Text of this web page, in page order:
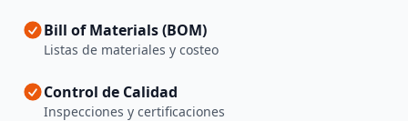
Bill of Materials (BOM)
Listas de materiales y costeo
Control de Calidad
Inspecciones y certificaciones